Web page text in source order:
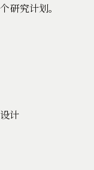
研究计划。